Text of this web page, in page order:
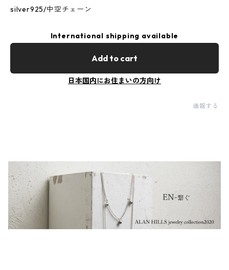
silver925/中空チェーン
International shipping available
Add to cart
日本国内にお住まいの方向け
通報する